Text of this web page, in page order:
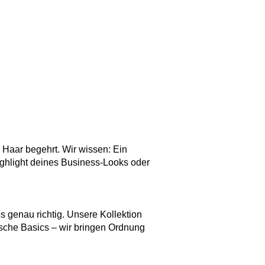
begehrt. Wir wissen: Ein
deines Business-Looks oder
genau richtig. Unsere Kollektion
Basics – wir bringen Ordnung